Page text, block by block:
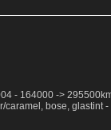
- 164000 ->
caramel, bose, glastint